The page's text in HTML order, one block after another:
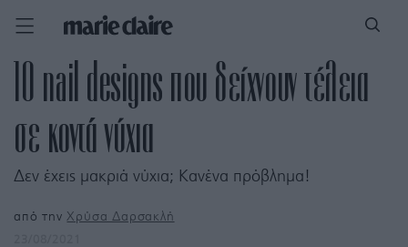
10 nail designs που δείχνουν τέλεια
σε κοντά νύχια
Δεν έχεις μακριά νύχια; Κανένα πρόβλημα!
από τηνΧρύσα Δαρσακλή